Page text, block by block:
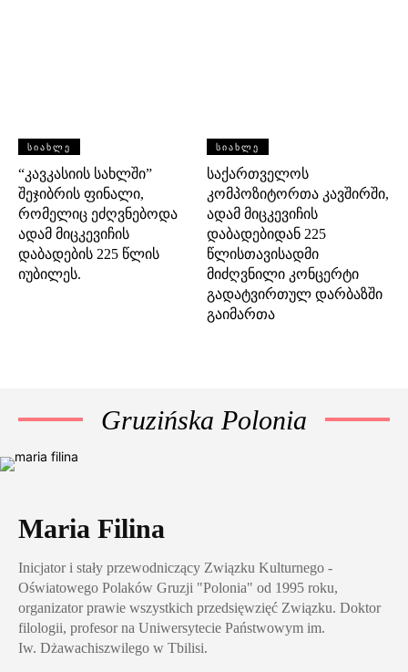
ᲡᲘᲐᲮᲚᲔ
“კავკასიის სახლში”
შეჯიბრის ფინალი,
რომელიც ეძღვნებოდა
ადამ მიცკევიჩის
დაბადების 225 წლის
იუბილეს.
ᲡᲘᲐᲮᲚᲔ
საქართველოს
კომპოზიტორთა კავშირში,
ადამ მიცკევიჩის
დაბადებიდან 225
წლისთავისადმი
მიძღვნილი კონცერტი
გადატვირთულ დარბაზში
გაიმართა
Gruzińska Polonia
Maria Filina
Inicjator i stały przewodniczący Związku Kulturnego -
Oświatowego Polaków Gruzji "Polonia" od 1995 roku,
organizator prawie wszystkich przedsięwzięć Związku. Doktor
filologii, profesor na Uniwersytecie Państwowym im.
Iw. Dżawachiszwilego w Tbilisi.